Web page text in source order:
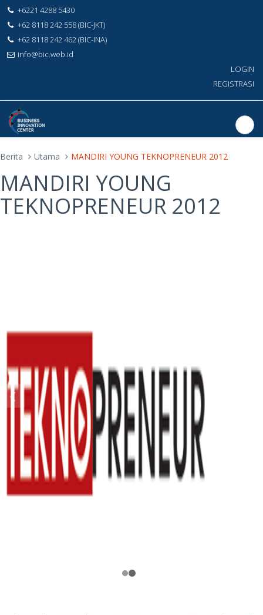
+6221 4288 5430
+62 8118 242 558 (BIC-JKT)
+62 8118 242 462 (BIC-INA)
info@bic.web.id
LOGIN
REGISTRASI
Berita Utama MANDIRI YOUNG TEKNOPRENEUR 2012
MANDIRI YOUNG
TEKNOPRENEUR 2012